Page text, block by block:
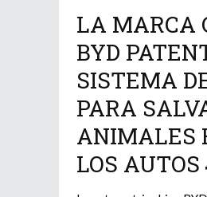
LA MARCA
BYD
SISTEMA
PARA
ANIMALES
LOS AUTOS